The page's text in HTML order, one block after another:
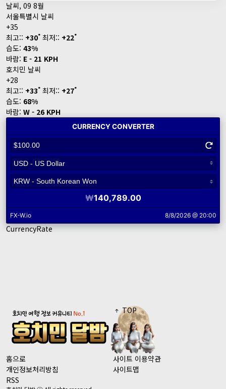
날씨, 09 8월
서울특별시 날씨
+35
최고:: +30° 최저:: +22°
습도: 43%
바람: E - 21 KPH
호치민 날씨
+28
최고:: +33° 최저:: +27°
습도: 68%
바람: W - 26 KPH
CurrencyRate
TOP
홈으로
사이트 이용약관
개인정보처리방침
사이트맵
RSS